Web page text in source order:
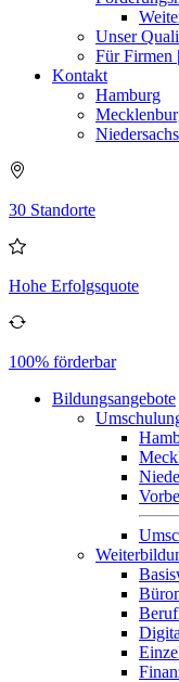
Unser
Für Firmen
Kontakt
Hamburg
30 Standorte
Hohe Erfolgsquote
100% förderbar
Bildungsangebote